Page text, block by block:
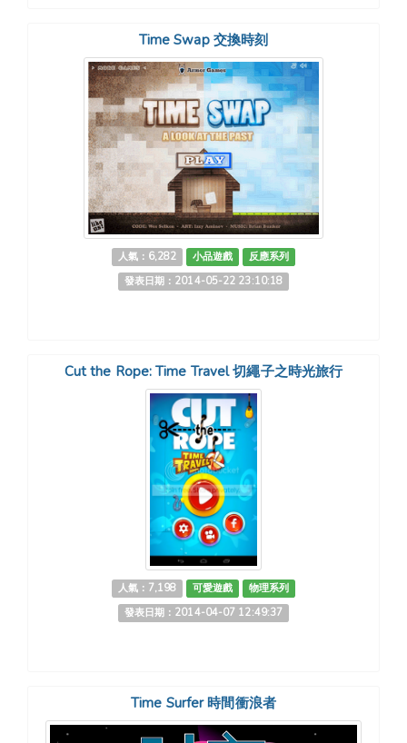
Time Swap 交換時刻
人氣：6,282 小品遊戲
反應系列
發表日期：2014-05-22 23:10:18
Cut the Rope: Time Travel 切繩子之時光旅行
人氣：7,198 可愛遊戲
物理系列
發表日期：2014-04-07 12:49:37
Time Surfer 時間衝浪者